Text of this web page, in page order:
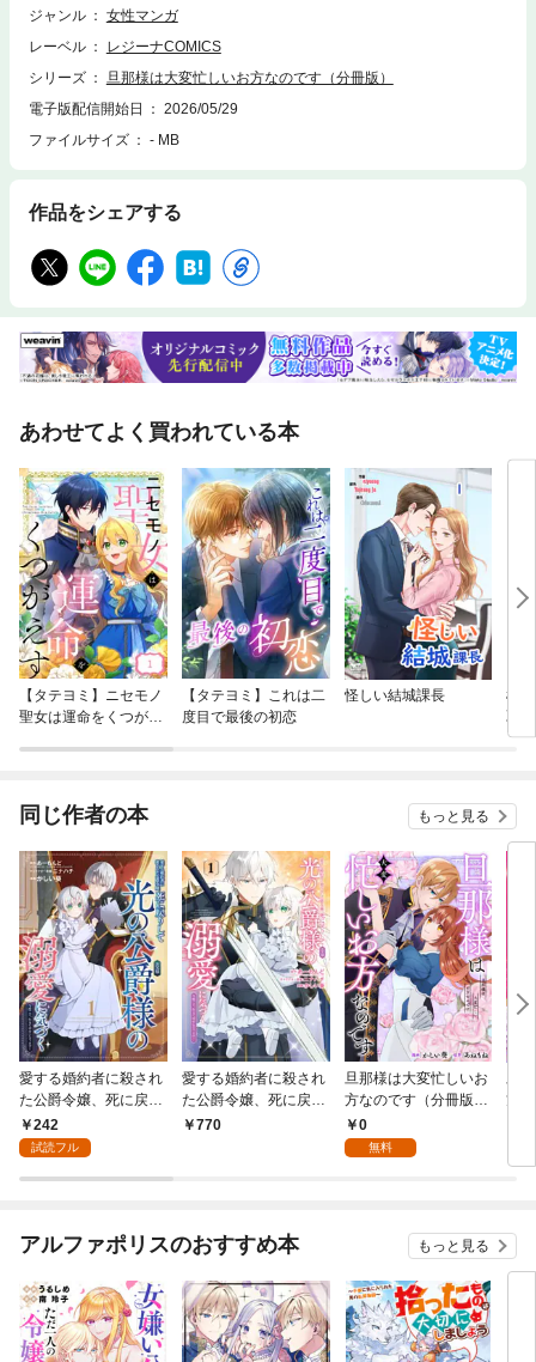
ジャンル
女性マンガ
レーベル
レジーナCOMICS
シリーズ
旦那様は大変忙しいお方なのです（分冊版）
電子版配信開始日
2026/05/29
ファイルサイズ
- MB
作品をシェアする
あわせてよく買われている本
【タテヨミ】ニセモノ
聖女は運命をくつがえ
【タテヨミ】これは二
度目で最後の初恋
怪しい結城課長
極
取
ロ】
同じ作者の本 もっと見る
愛する婚約者に殺され
た公爵令嬢、死に戻り
して光の公爵様（お父
様）の溺愛に気づく
せになります！～【分
242
試読フル
愛する婚約者に殺され
た公爵令嬢、死に戻り
して光の公爵様（お父
770
旦那様は大変忙しいお
方なのです（分冊版）
第１話
0
無料
旦
方
アルファポリスのおすすめ本 もっと見る